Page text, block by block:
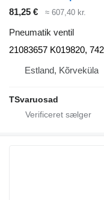
81,25 € ≈ 607,40 kr.
Pneumatik ventil
21083657 K019820,
Estland, Kõrveküla
TSvaruosad